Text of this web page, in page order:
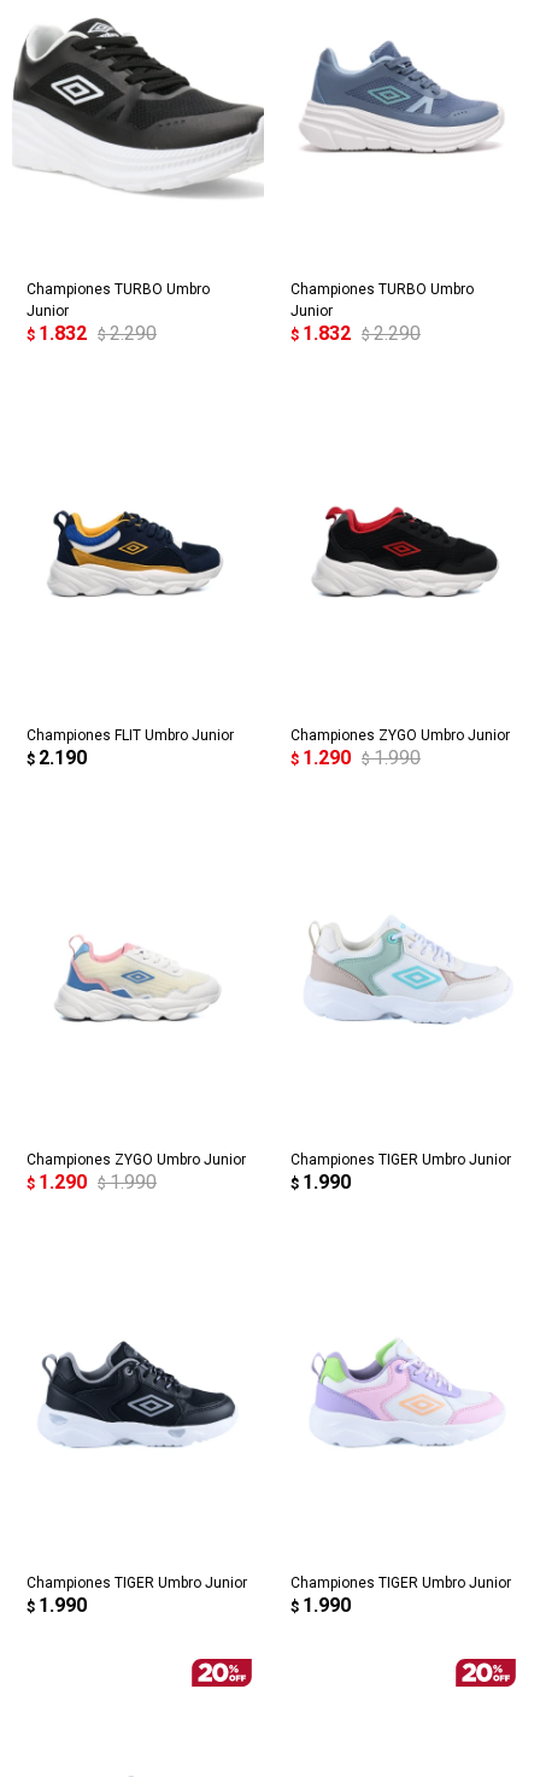
Championes TURBO Umbro
Junior
$ 1.832 $ 2.290
Championes TURBO Umbro
Junior
$ 1.832 $ 2.290
Championes FLIT Umbro Junior
$ 2.190
Championes ZYGO Umbro Junior
$ 1.290 $ 1.990
Championes ZYGO Umbro Junior
$ 1.290 $ 1.990
Championes TIGER Umbro Junior
$ 1.990
Championes TIGER Umbro Junior
$ 1.990
Championes TIGER Umbro Junior
$ 1.990